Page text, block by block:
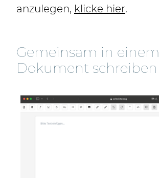
anzulegen, klicke hier.
Gemeinsam in einem
Dokument schreiben